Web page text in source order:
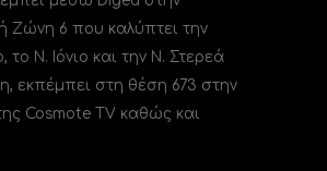
Ζώνη 6 που καλύπτει την
το N. Ιόνιο και την Ν. Στερεά
εκπέμπει στη θέση 673 στην
Cosmote TV καθώς και